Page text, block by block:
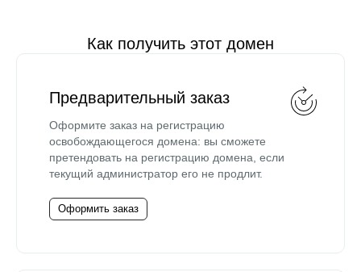
Как получить этот домен
Предварительный заказ
Оформите заказ на регистрацию
освобождающегося домена: вы сможете
претендовать на регистрацию домена, если
текущий администратор его не продлит.
Оформить заказ